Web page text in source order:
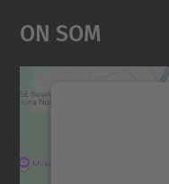
On Som